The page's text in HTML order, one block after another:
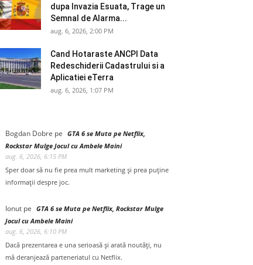
dupa Invazia Esuata, Trage un
Semnal de Alarma...
aug. 6, 2026, 2:00 PM
Cand Hotaraste ANCPI Data
Redeschiderii Cadastrului si a
Aplicatiei eTerra
aug. 6, 2026, 1:07 PM
Bogdan Dobre pe GTA 6 se Muta pe Netflix,
Rockstar Mulge Jocul cu Ambele Maini
aug. 6, 2026, 6:15 PM
Sper doar să nu fie prea mult marketing și prea puține
informații despre joc.
Ionut pe GTA 6 se Muta pe Netflix, Rockstar Mulge
Jocul cu Ambele Maini
aug. 6, 2026, 6:10 PM
Dacă prezentarea e una serioasă și arată noutăți, nu
mă deranjează parteneriatul cu Netflix.